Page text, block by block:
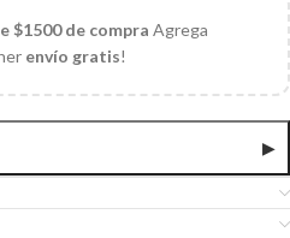
$1500 de compra Agrega
envío gratis!
▶